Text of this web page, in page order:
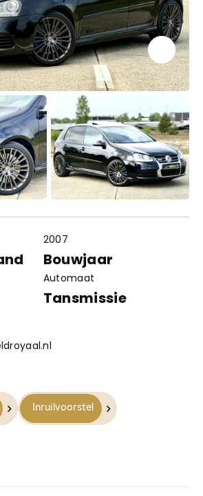
2007
Bouwjaar
Automaat
Tansmissie
Inruilvoorstel